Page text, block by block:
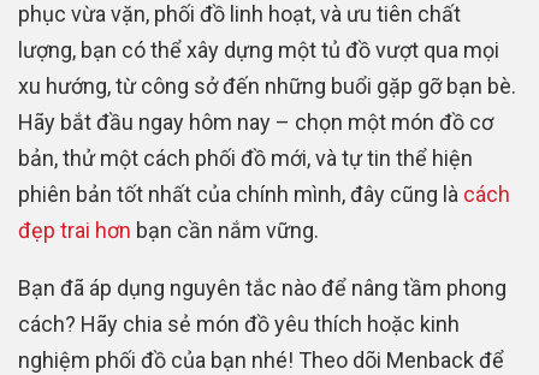
phục vừa vặn, phối đồ linh hoạt, và ưu tiên chất
lượng, bạn có thể xây dựng một tủ đồ vượt qua mọi
xu hướng, từ công sở đến những buổi gặp gỡ bạn bè.
Hãy bắt đầu ngay hôm nay – chọn một món đồ cơ
bản, thử một cách phối đồ mới, và tự tin thể hiện
phiên bản tốt nhất của chính mình, đây cũng là cách
đẹp trai hơn bạn cần nắm vững.
Bạn đã áp dụng nguyên tắc nào để nâng tầm phong
cách? Hãy chia sẻ món đồ yêu thích hoặc kinh
nghiệm phối đồ của bạn nhé! Theo dõi Menback để